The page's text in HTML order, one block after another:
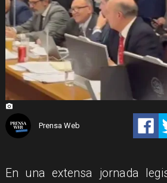
Prensa Web
En una extensa jornada